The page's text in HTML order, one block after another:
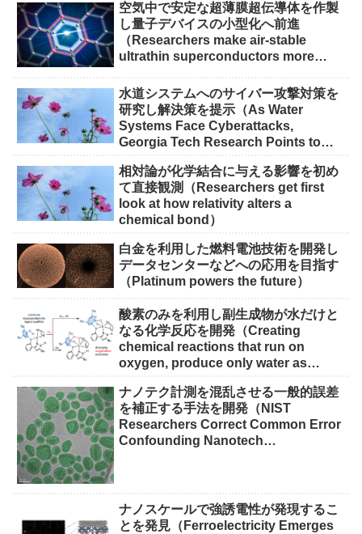
空気中で安定な超薄膜超伝導体を作製
し量子デバイスの小型化へ前進
（Researchers make air-stable
ultrathin superconductors more
水道システムへのサイバー攻撃対策を
研究し解決策を提示（As Water
Systems Face Cyberattacks,
Georgia Tech Research Points to
相対論が化学結合に与える影響を初め
て直接観測（Researchers get first
look at how relativity alters a
chemical bond）
白金を利用した燃料電池技術を開発し
データセンターなどへの応用を目指す
（Platinum powers the future）
酸素のみを利用し副生成物が水だけと
なる化学反応を開発（Creating
chemical reactions that run on
oxygen, produce only water as
ナノテク計測を混乱させる一般的誤差
を補正する手法を開発（NIST
Researchers Correct Common Error
Confounding Nanotech
ナノスケールで強誘電性が発現するこ
とを発見（Ferroelectricity Emerges